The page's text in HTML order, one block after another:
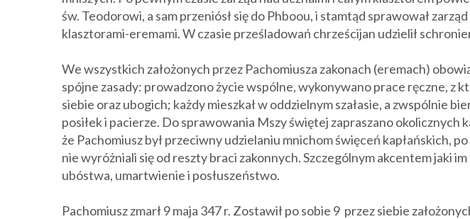
św. Teodorowi, a sam przeniósł się do Phboou, i stamtąd sprawował
klasztorami-eremami. W czasie prześladowań chrześcijan udzielił
We wszystkich założonych przez Pachomiusza zakonach (eremach)
spójne zasady: prowadzono życie wspólne, wykonywano prace ręczne, z
siebie oraz ubogich; każdy mieszkał w oddzielnym szałasie, a zwspólnie
posiłek i pacierze. Do sprawowania Mszy świętej zapraszano okolicznych
że Pachomiusz był przeciwny udzielaniu mnichom święceń kapłańskich,
nie wyróżniali się od reszty braci zakonnych. Szczególnym akcentem jaki
ubóstwa, umartwienie i posłuszeństwo.
Pachomiusz zmarł 9 maja 347 r. Zostawił po sobie 9 przez siebie